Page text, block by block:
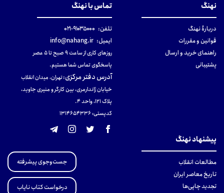
نهنگ
دربارهٔ نهنگ
قوانین و مقررات
راهنمای خرید و ارسال
پشتیبانی
تماس با نهنگ
تلفن: ۹۱۰۳۵۰۰۰-۰۲۱
ایمیل: info@nahang.ir
روزهای کاری از ساعت ۹ صبح تا ۵ عصر
پاسخگوی تماس شما هستیم.
آدرس دفتر مرکزی:تهران، میدان انقلاب
خیابان ژاندارمری، بین کارگر و منیری جاوید،
پلاک 121، واحد ۴.
کدپستی: 131465433۶
پیشنهاد نهنگ
مطالعات انقلاب
تاریخ معاصر ایران
تجدید چاپی‌ها
جست‌وجوی پیشرفته
درخواست کتاب نایاب